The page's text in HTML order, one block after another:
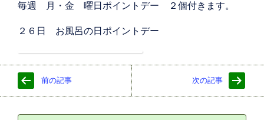
毎週 月・金 曜日ポイントデー ２個付きます。
２６日 お風呂の日ポイントデー
前の記事 次の記事